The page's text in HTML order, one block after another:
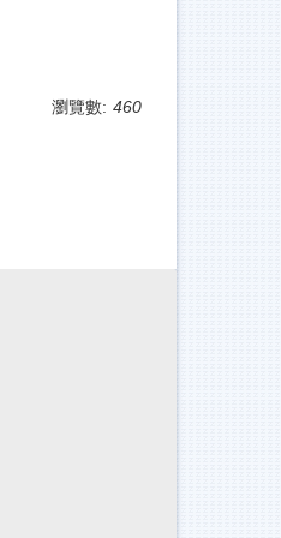
瀏覽數: 460